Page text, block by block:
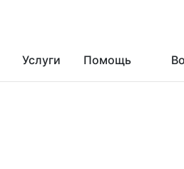
Услуги Помощь